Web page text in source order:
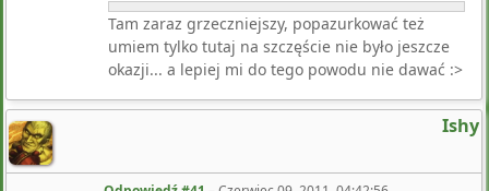
Tam zaraz grzeczniejszy, popazurkować też
umiem tylko tutaj na szczęście nie było jeszcze
okazji... a lepiej mi do tego powodu nie dawać :>
Ishy